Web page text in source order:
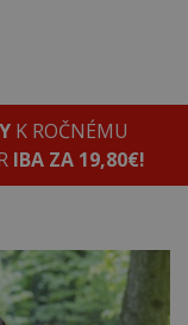
K ROČNÉMU
IBA ZA 19,80€!